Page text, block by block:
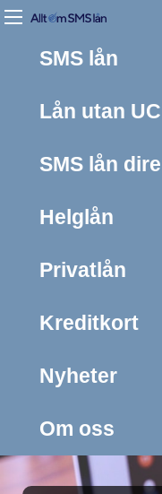
SMS lån
Lån utan UC
SMS lån
Helglån
Privatlån
Kreditkort
Nyheter
Om oss